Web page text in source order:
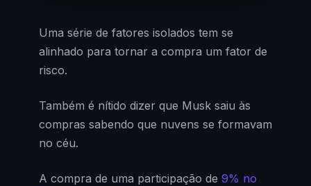
Uma série de fatores isolados tem se
alinhado para tornar a compra um fator de
risco.
Também é nítido dizer que Musk saiu às
compras sabendo que nuvens se formavam
no céu.
A compra de uma participação de 9% no